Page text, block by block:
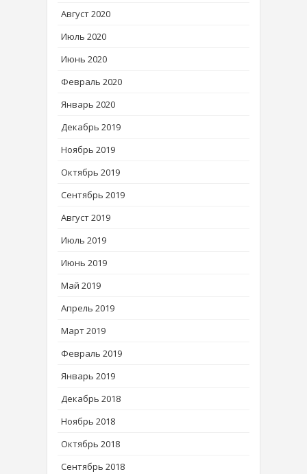
Август 2020
Июль 2020
Июнь 2020
Февраль 2020
Январь 2020
Декабрь 2019
Ноябрь 2019
Октябрь 2019
Сентябрь 2019
Август 2019
Июль 2019
Июнь 2019
Май 2019
Апрель 2019
Март 2019
Февраль 2019
Январь 2019
Декабрь 2018
Ноябрь 2018
Октябрь 2018
Сентябрь 2018